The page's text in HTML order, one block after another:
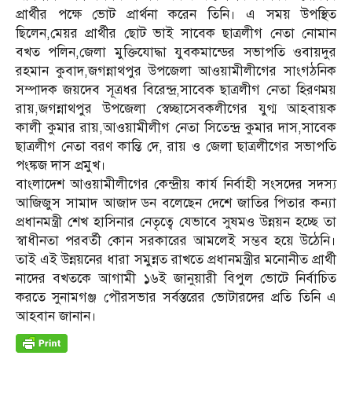
প্রার্থীর পক্ষে ভোট প্রার্থনা করেন তিনি। এ সময় উপস্থিত
ছিলেন,মেয়র প্রার্থীর ছোট ভাই সাবেক ছাত্রলীগ নেতা নোমান
বখত পলিন,জেলা মুক্তিযোদ্ধা যুবকমান্ডের সভাপতি ওবায়দুর
রহমান কুবাদ,জগন্নাথপুর উপজেলা আওয়ামীলীগের সাংগঠনিক
সম্পাদক জয়দেব সূত্রধর বিরেন্দ্র,সাবেক ছাত্রলীগ নেতা হিরণময়
রায়,জগন্নাথপুর উপজেলা স্বেচ্ছাসেবকলীগের যুগ্ম আহবায়ক
কালী কুমার রায়,আওয়ামীলীগ নেতা সিতেন্দ্র কুমার দাস,সাবেক
ছাত্রলীগ নেতা বরণ কান্তি দে, রায় ও জেলা ছাত্রলীগের সভাপতি
পংঙ্কজ দাস প্রমুখ।
বাংলাদেশ আওয়ামীলীগের কেন্দ্রীয় কার্য নির্বাহী সংসদের সদস্য
আজিজুস সামাদ আজাদ ডন বলেছেন দেশে জাতির পিতার কন্যা
প্রধানমন্ত্রী শেখ হাসিনার নেতৃত্বে যেভাবে সুষমও উন্নয়ন হচ্ছে তা
স্বাধীনতা পরবর্তী কোন সরকারের আমলেই সম্ভব হয়ে উঠেনি।
তাই এই উন্নয়নের ধারা সমুন্নত রাখতে প্রধানমন্ত্রীর মনোনীত প্রার্থী
নাদের বখতকে আগামী ১৬ই জানুয়ারী বিপুল ভোটে নির্বাচিত
করতে সুনামগঞ্জ পৌরসভার সর্বস্তরের ভোটারদের প্রতি তিনি এ
আহবান জানান।